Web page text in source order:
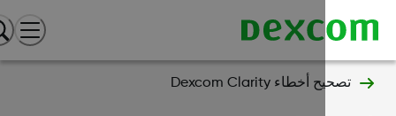
تصحيح أخطاء Dexcom Clarity